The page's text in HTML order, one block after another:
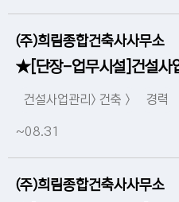
(주)희림종합건축사사무소
★[단장-업무시설]건설사
건설사업관리> 건축 > 경력
~08.31
(주)희림종합건축사사무소